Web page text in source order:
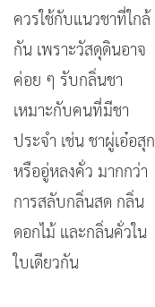
ควรใช้กับแนวชาที่ใกล้
กัน เพราะวัสดุดินอาจ
ค่อย ๆ รับกลิ่นชา
เหมาะกับคนที่มีชา
ประจำ เช่น ชาผู่เอ๋อสุก
หรืออู่หลงคั่ว มากกว่า
การสลับกลิ่นสด กลิ่น
ดอกไม้ และกลิ่นคั่วใน
ใบเดียวกัน